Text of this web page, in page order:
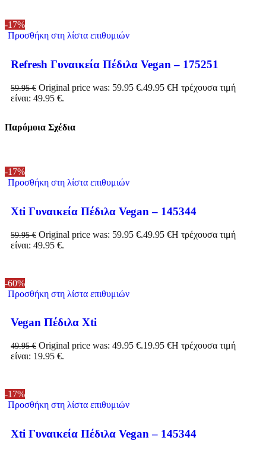
-17%
Προσθήκη στη λίστα επιθυμιών
Refresh Γυναικεία Πέδιλα Vegan – 175251
59.95€ Original price was: 59.95 €.49.95 €Η τρέχουσα τιμή
είναι: 49.95 €.
Παρόμοια Σχέδια
-17%
Προσθήκη στη λίστα επιθυμιών
Xti Γυναικεία Πέδιλα Vegan – 145344
59.95€ Original price was: 59.95 €.49.95 €Η τρέχουσα τιμή
είναι: 49.95 €.
-60%
Προσθήκη στη λίστα επιθυμιών
Vegan Πέδιλα Xti
49.95€ Original price was: 49.95 €.19.95 €Η τρέχουσα τιμή
είναι: 19.95 €.
-17%
Προσθήκη στη λίστα επιθυμιών
Xti Γυναικεία Πέδιλα Vegan – 145344